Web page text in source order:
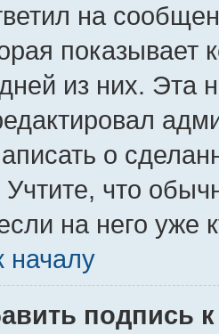
на
показывает
из них. Эта
о
что
на него уже
началу
подпись